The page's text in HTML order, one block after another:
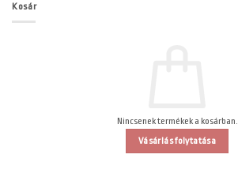
Kosár
Nincsenek termékek a kosárban.
Vásárlás folytatása